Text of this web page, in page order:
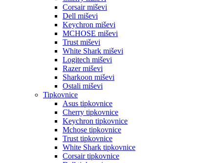
Corsair miševi
Dell miševi
Keychron miševi
MCHOSE miševi
Trust miševi
White Shark miševi
Logitech miševi
Razer miševi
Sharkoon miševi
Ostali miševi
Tipkovnice
Asus tipkovnice
Cherry tipkovnice
Keychron tipkovnice
Mchose tipkovnice
Trust tipkovnice
White Shark tipkovnice
Corsair tipkovnice